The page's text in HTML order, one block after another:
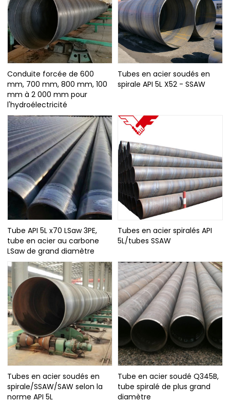
Conduite forcée de 600
mm, 700 mm, 800 mm, 100
mm à 2 000 mm pour
l'hydroélectricité
Tubes en acier soudés en
spirale API 5L X52 - SSAW
Tube API 5L x70 LSaw 3PE,
tube en acier au carbone
LSaw de grand diamètre
Tubes en acier spiralés API
5L/tubes SSAW
Tubes en acier soudés en
spirale/SSAW/SAW selon la
norme API 5L
Tube en acier soudé Q345B,
tube spiralé de plus grand
diamètre